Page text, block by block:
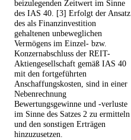
beizulegenden Zeitwert im Sinne
des IAS 40. [3] Erfolgt der Ansatz
des als Finanzinvestition
gehaltenen unbeweglichen
Vermögens im Einzel- bzw.
Konzernabschluss der REIT-
Aktiengesellschaft gemäß IAS 40
mit den fortgeführten
Anschaffungskosten, sind in einer
Nebenrechnung
Bewertungsgewinne und -verluste
im Sinne des Satzes 2 zu ermitteln
und den sonstigen Erträgen
hinzuzusetzen.